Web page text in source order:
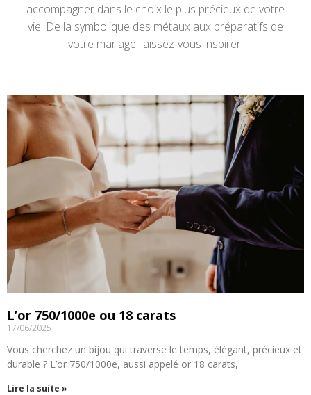
accompagner dans le choix le plus précieux de votre
vie. De la symbolique des métaux aux préparatifs de
votre mariage, laissez-vous inspirer.
L’or 750/1000e ou 18 carats
17/06/2025
Vous cherchez un bijou qui traverse le temps, élégant, précieux et
durable ? L’or 750/1000e, aussi appelé or 18 carats,
Lire la suite »